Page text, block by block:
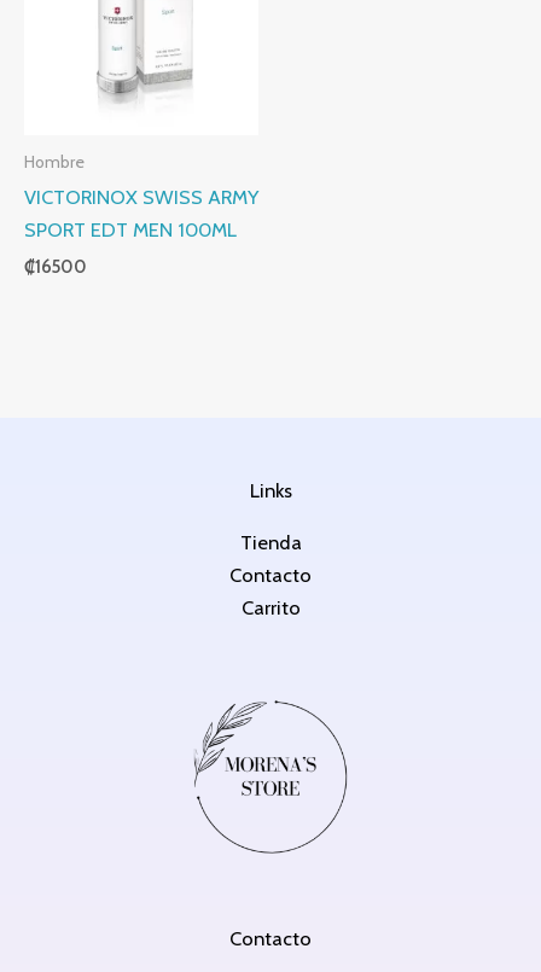
Hombre
VICTORINOX SWISS ARMY
SPORT EDT MEN 100ML
₡16500
Contacto
Links
Tienda
Contacto
Carrito